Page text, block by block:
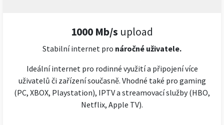
1000 Mb/s upload
Stabilní internet pro náročné uživatele.
Ideální internet pro rodinné využití a připojení více
uživatelů či zařízení současně. Vhodné také pro gaming
(PC, XBOX, Playstation), IPTV a streamovací služby (HBO,
Netflix, Apple TV).